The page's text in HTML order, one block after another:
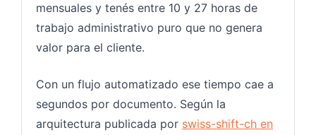
mensuales y tenés entre 10 y 27 horas de
trabajo administrativo puro que no genera
valor para el cliente.
Con un flujo automatizado ese tiempo cae a
segundos por documento. Según la
arquitectura publicada por swiss-shift-ch en